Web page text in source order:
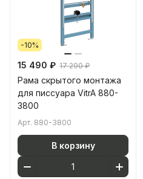
-10%
15 490 ₽ 17 290 ₽
Рама скрытого монтажа
для писсуара VitrA 880-
3800
Арт. 880-3800
В корзину